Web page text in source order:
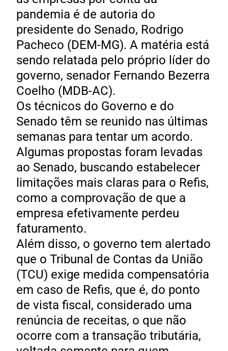
pandemia é de autoria do
presidente do Senado, Rodrigo
Pacheco (DEM-MG). A matéria está
sendo relatada pelo próprio líder do
governo, senador Fernando Bezerra
Coelho (MDB-AC).
Os técnicos do Governo e do
Senado têm se reunido nas últimas
semanas para tentar um acordo.
Algumas propostas foram levadas
ao Senado, buscando estabelecer
limitações mais claras para o Refis,
como a comprovação de que a
empresa efetivamente perdeu
faturamento.
Além disso, o governo tem alertado
que o Tribunal de Contas da União
(TCU) exige medida compensatória
em caso de Refis, que é, do ponto
de vista fiscal, considerado uma
renúncia de receitas, o que não
ocorre com a transação tributária,